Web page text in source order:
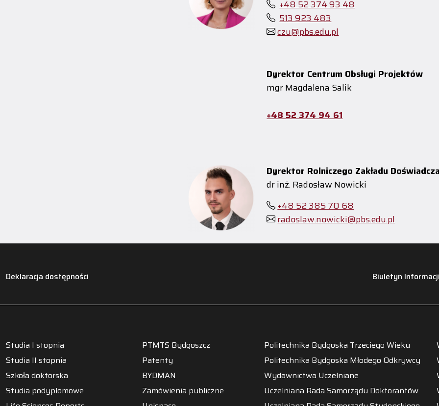
+48 52 374 93 48
513 923 483
czu@pbs.edu.pl
Dyrektor Centrum Obsługi Projektów
mgr Magdalena Salik
+48 52 374 94 61
Dyrektor Rolniczego Zakładu
dr inż. Radosław Nowicki
+48 52 385 70 68
radoslaw.nowicki@pbs.edu.pl
Deklaracja dostępności Biuletyn
Studia I stopnia
Studia II stopnia
Szkoła doktorska
Studia podyplomowe
PTMTS Bydgoszcz
Patenty
BYDMAN
Zamówienia publiczne
Politechnika Bydgoska Trzeciego Wieku
Politechnika Bydgoska Młodego Odkrywcy
Wydawnictwa Uczelniane
Uczelniana Rada Samorządu Doktorantów